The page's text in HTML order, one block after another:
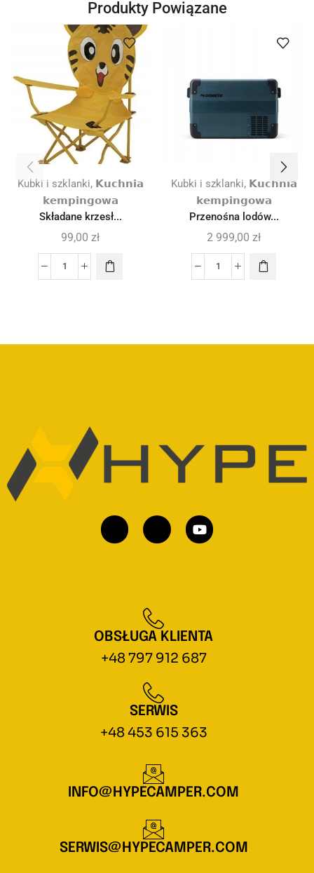
Produkty Powiązane
Kubki i szklanki, 𝗞𝘂𝗰𝗵𝗻𝗶𝗮
𝗸𝗲𝗺𝗽𝗶𝗻𝗴𝗼𝘄𝗮
Składane krzesł...
99,00 zł
Kubki i szklanki, 𝗞𝘂𝗰𝗵𝗻𝗶𝗮
𝗸𝗲𝗺𝗽𝗶𝗻𝗴𝗼𝘄𝗮
Przenośna lodów...
2 999,00 zł
OBSŁUGA KLIENTA
+48 797 912 687
SERWIS
+48 453 615 363
INFO@HYPECAMPER.COM
SERWIS@HYPECAMPER.COM